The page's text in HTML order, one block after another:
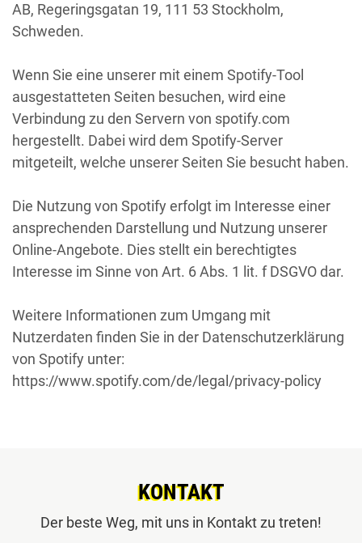
AB, Regeringsgatan 19, 111 53 Stockholm,
Schweden.
Wenn Sie eine unserer mit einem Spotify-Tool
ausgestatteten Seiten besuchen, wird eine
Verbindung zu den Servern von spotify.com
hergestellt. Dabei wird dem Spotify-Server
mitgeteilt, welche unserer Seiten Sie besucht haben.
Die Nutzung von Spotify erfolgt im Interesse einer
ansprechenden Darstellung und Nutzung unserer
Online-Angebote. Dies stellt ein berechtigtes
Interesse im Sinne von Art. 6 Abs. 1 lit. f DSGVO dar.
Weitere Informationen zum Umgang mit
Nutzerdaten finden Sie in der Datenschutzerklärung
von Spotify unter:
https://www.spotify.com/de/legal/privacy-policy
KONTAKT
Der beste Weg, mit uns in Kontakt zu treten!